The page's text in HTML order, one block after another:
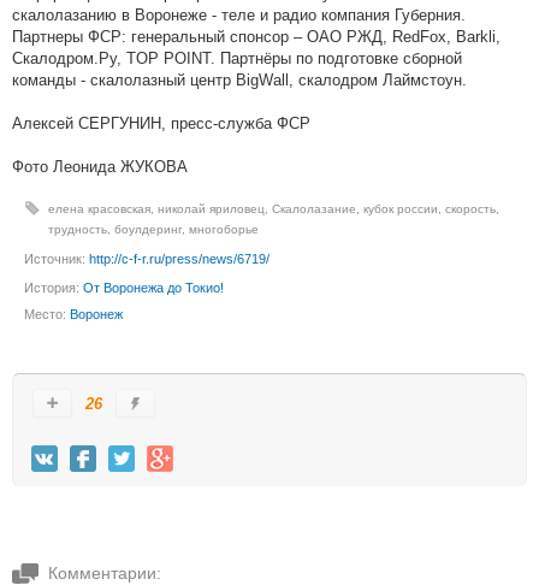
скалолазанию в Воронеже - теле и радио компания Губерния.
Партнеры ФСР: генеральный спонсор – ОАО РЖД, RedFox, Barkli,
Скалодром.Ру, TOP POINT. Партнёры по подготовке сборной
команды - скалолазный центр BigWall, скалодром Лаймстоун.
Алексей СЕРГУНИН, пресс-служба ФСР
Фото Леонида ЖУКОВА
елена красовская николай яриловец Скалолазание кубок россии скорость
трудность боулдеринг, многоборье
Источник: http://c-f-r.ru/press/news/6719/
История: От Воронежа до Токио!
Место: Воронеж
26
Комментарии: